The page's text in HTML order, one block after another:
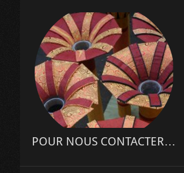
POUR NOUS CONTACTER…